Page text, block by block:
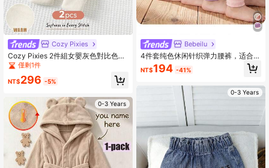
Cozy Pixies
Cozy Pixies 2件組女嬰灰色對比色加
厚彈性腰頭抓絨內搭褲套裝，冬季保
暖新生兒長褲，適合秋季休閒度假
僅剩1件
NT$296 -5%
0-3 Years
Bebeilu
4件套纯色休闲针织弹力腰裤，适合女
宝宝
NT$194 -41%
0-3 Years